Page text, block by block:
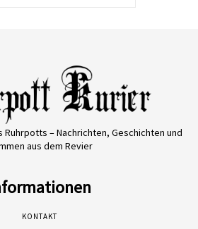
Ruhrpotts – Nachrichten, Geschichten und
aus dem Revier
KONTAKT